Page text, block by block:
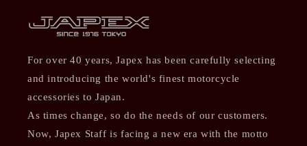
For over 40 years, Japex has been carefully selecting
and introducing the world's finest motorcycle
accessories to Japan.
As times change, so do the needs of our customers.
Now, Japex Staff is facing a new era with the motto